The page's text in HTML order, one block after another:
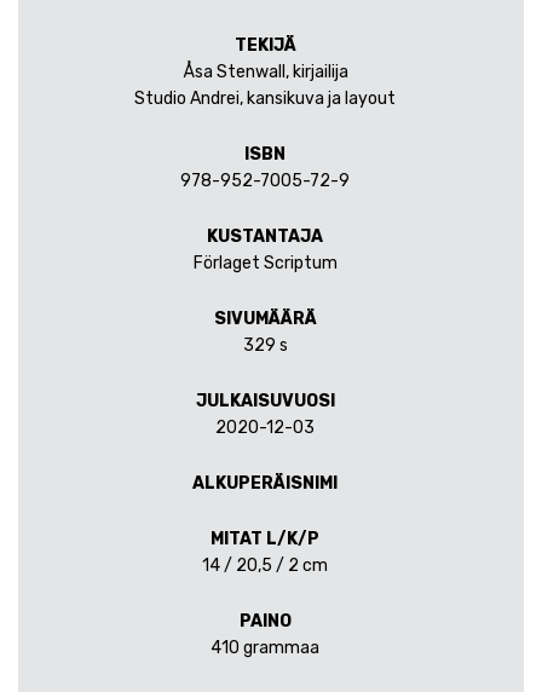
TEKIJÄ
Åsa Stenwall, kirjailija
Studio Andrei, kansikuva ja layout
ISBN
978-952-7005-72-9
KUSTANTAJA
Förlaget Scriptum
SIVUMÄÄRÄ
329 s
JULKAISUVUOSI
2020-12-03
ALKUPERÄISNIMI
MITAT L/K/P
14 / 20,5 / 2 cm
PAINO
410 grammaa